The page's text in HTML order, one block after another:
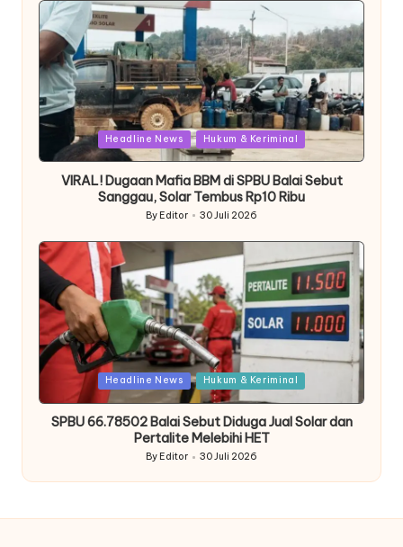
Posted
in
Headline News Hukum & Keriminal
VIRAL! Dugaan Mafia BBM di SPBU Balai Sebut
Sanggau, Solar Tembus Rp10 Ribu
Posted
By Editor 30 Juli 2026
Posted
Headline News Hukum & Keriminal
SPBU 66.78502 Balai Sebut Diduga Jual Solar dan
Pertalite Melebihi HET
Posted
by
By Editor 30 Juli 2026